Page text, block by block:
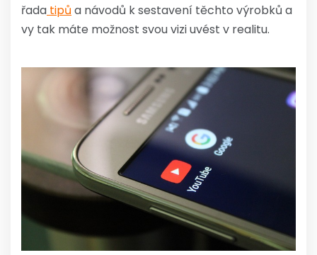
řada tipů a návodů k sestavení těchto výrobků a
vy tak máte možnost svou vizi uvést v realitu.